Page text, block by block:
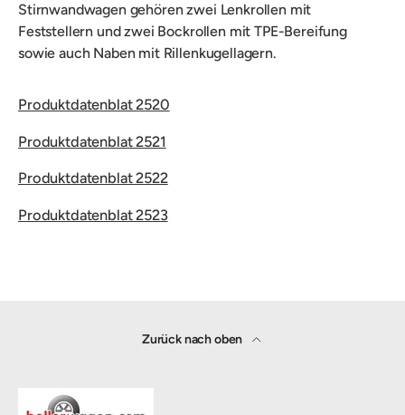
Stirnwandwagen gehören zwei Lenkrollen mit
Feststellern und zwei Bockrollen mit TPE-Bereifung
sowie auch Naben mit Rillenkugellagern.
Produktdatenblat 2520
Produktdatenblat 2521
Produktdatenblat 2522
Produktdatenblat 2523
Zurück nach oben